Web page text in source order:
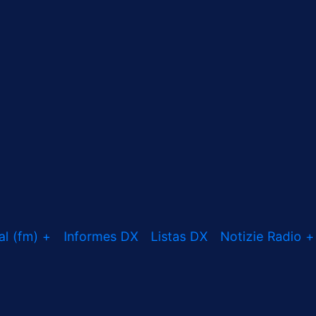
(fm) + Informes DX Listas DX Notizie Radio +